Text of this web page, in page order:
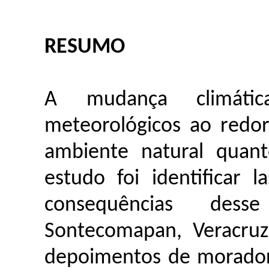
RESUMO
A mudança
meteorológicos ao
ambiente natural
estudo foi identificar
consequências
Sontecomapan,
depoimentos de